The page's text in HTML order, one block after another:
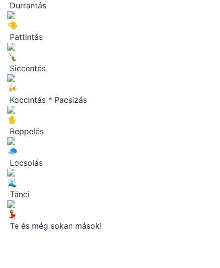
Durrantás
Pattintás
Siccentés
Koccintás * Pacsizás
Reppelés
Locsolás
Tánci
Te és még sokan mások!